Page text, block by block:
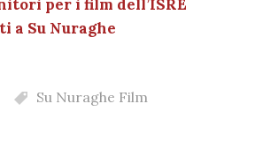
per i film dell’ISRE
a Su Nuraghe
Su Nuraghe Film